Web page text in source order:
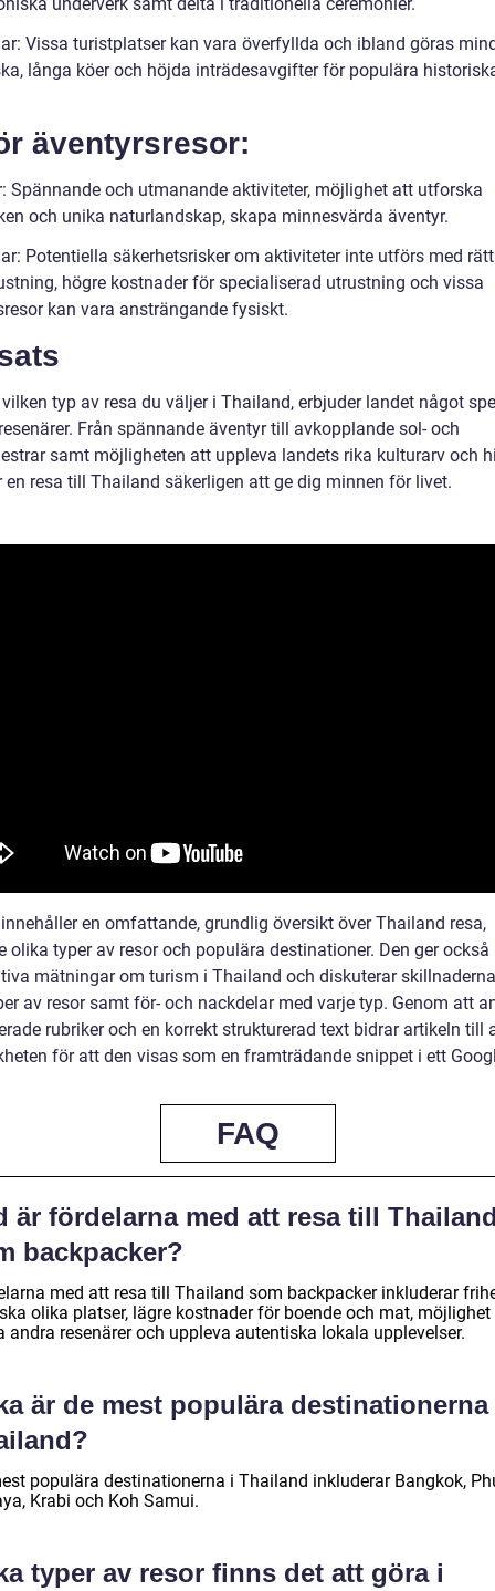
Vissa turistplatser kan vara överfyllda och ibland göras
långa köer och höjda inträdesavgifter för populära
äventyrsresor:
Spännande och utmanande aktiviteter, möjlighet att utforska
och unika naturlandskap, skapa minnesvärda äventyr.
Potentiella säkerhetsrisker om aktiviteter inte utförs med
högre kostnader för specialiserad utrustning och vissa
kan vara ansträngande fysiskt.
typ av resa du väljer i Thailand, erbjuder landet något
Från spännande äventyr till avkopplande sol- och
samt möjligheten att uppleva landets rika kulturarv och
en resa till Thailand säkerligen att ge dig minnen för livet.
en omfattande, grundlig översikt över Thailand resa,
olika typer av resor och populära destinationer. Den ger också
mätningar om turism i Thailand och diskuterar
av resor samt för- och nackdelar med varje typ. Genom att
rubriker och en korrekt strukturerad text bidrar artikeln till
för att den visas som en framträdande snippet i ett
FAQ
är fördelarna med att resa till
backpacker?
med att resa till Thailand som backpacker inkluderar
olika platser, lägre kostnader för boende och mat,
andra resenärer och uppleva autentiska lokala upplevelser.
är de mest populära destinationerna
populära destinationerna i Thailand inkluderar Bangkok,
Krabi och Koh Samui.
typer av resor finns det att göra i